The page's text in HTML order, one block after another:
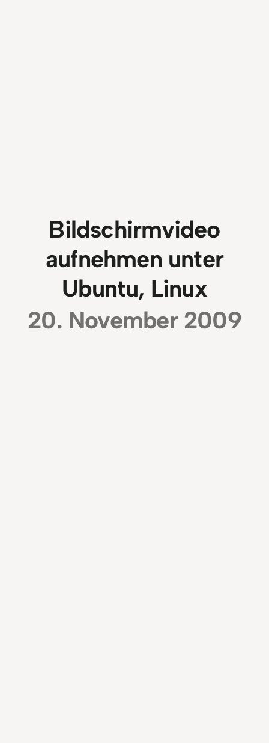
Bildschirmvideo
aufnehmen unter
Ubuntu, Linux
20. November 2009